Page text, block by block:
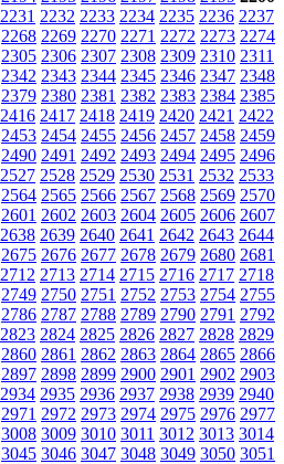
2231 2232 2233 2234 2235 2236 2237
2268 2269 2270 2271 2272 2273 2274
2305 2306 2307 2308 2309 2310 2311
2342 2343 2344 2345 2346 2347 2348
2379 2380 2381 2382 2383 2384 2385
2416 2417 2418 2419 2420 2421 2422
2453 2454 2455 2456 2457 2458 2459
2490 2491 2492 2493 2494 2495 2496
2527 2528 2529 2530 2531 2532 2533
2564 2565 2566 2567 2568 2569 2570
2601 2602 2603 2604 2605 2606 2607
2638 2639 2640 2641 2642 2643 2644
2675 2676 2677 2678 2679 2680 2681
2712 2713 2714 2715 2716 2717 2718
2749 2750 2751 2752 2753 2754 2755
2786 2787 2788 2789 2790 2791 2792
2823 2824 2825 2826 2827 2828 2829
2860 2861 2862 2863 2864 2865 2866
2897 2898 2899 2900 2901 2902 2903
2934 2935 2936 2937 2938 2939 2940
2971 2972 2973 2974 2975 2976 2977
3008 3009 3010 3011 3012 3013 3014
3045 3046 3047 3048 3049 3050 3051